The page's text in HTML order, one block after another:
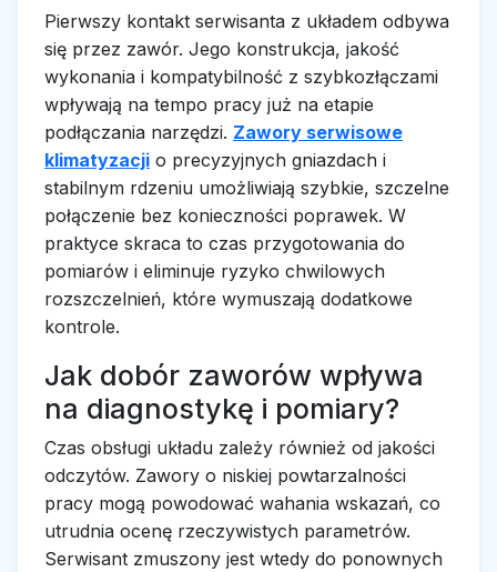
Pierwszy kontakt serwisanta z układem odbywa
się przez zawór. Jego konstrukcja, jakość
wykonania i kompatybilność z szybkozłączami
wpływają na tempo pracy już na etapie
podłączania narzędzi. Zawory serwisowe
klimatyzacji o precyzyjnych gniazdach i
stabilnym rdzeniu umożliwiają szybkie, szczelne
połączenie bez konieczności poprawek. W
praktyce skraca to czas przygotowania do
pomiarów i eliminuje ryzyko chwilowych
rozszczelnień, które wymuszają dodatkowe
kontrole.
Jak dobór zaworów wpływa
na diagnostykę i pomiary?
Czas obsługi układu zależy również od jakości
odczytów. Zawory o niskiej powtarzalności
pracy mogą powodować wahania wskazań, co
utrudnia ocenę rzeczywistych parametrów.
Serwisant zmuszony jest wtedy do ponownych